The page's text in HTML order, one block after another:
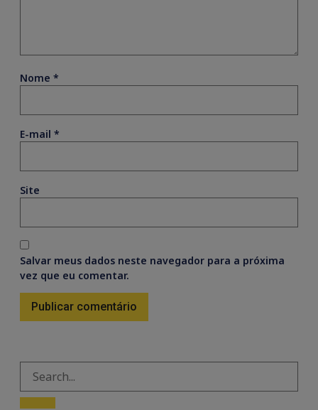
Nome *
E-mail *
Site
Salvar meus dados neste navegador para a próxima
vez que eu comentar.